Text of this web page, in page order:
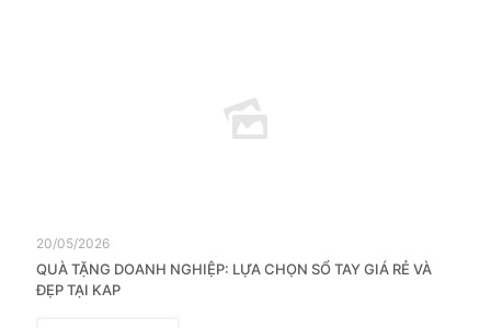
20/05/2026
QUÀ TẶNG DOANH NGHIỆP: LỰA CHỌN SỔ TAY GIÁ RẺ VÀ
ĐẸP TẠI KAP